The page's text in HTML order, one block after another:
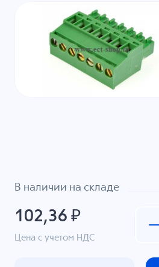
В наличии на складе
102,36 ₽
Цена с учетом НДС